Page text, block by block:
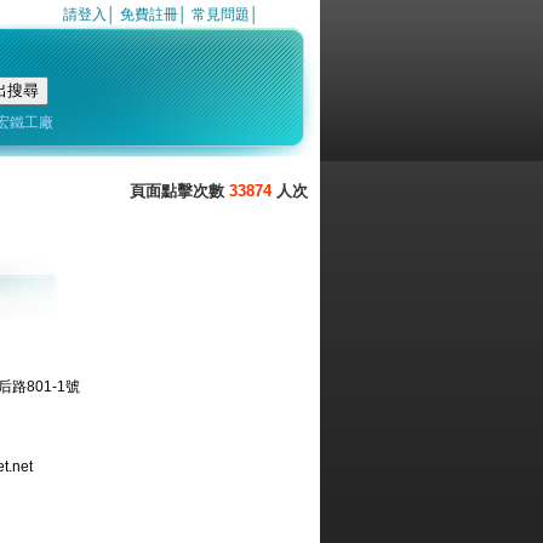
請登入 免費註冊 常見問題
鐵工廠
33874
路801-1號